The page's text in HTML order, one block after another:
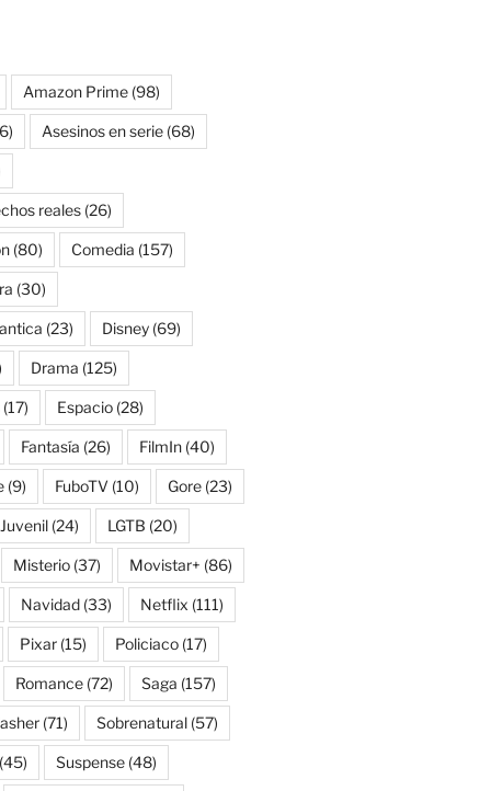
Amazon Prime(98)
Asesinos en serie(68)
reales(26)
(80) Comedia (157)
(30)
(23) Disney(69)
Drama (125)
(17) Espacio(28)
Fantasía (26) FilmIn(40)
(9) FuboTV (10) Gore(23)
Juvenil(24) LGTB (20)
Misterio(37) Movistar+ (86)
Navidad(33) Netflix (111)
Pixar(15) Policiaco(17)
Romance(72) Saga (157)
(71) Sobrenatural(57)
Suspense(48)